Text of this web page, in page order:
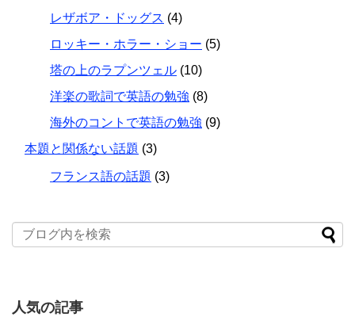
レザボア・ドッグス (4)
ロッキー・ホラー・ショー (5)
塔の上のラプンツェル (10)
洋楽の歌詞で英語の勉強 (8)
海外のコントで英語の勉強 (9)
本題と関係ない話題 (3)
フランス語の話題 (3)
人気の記事